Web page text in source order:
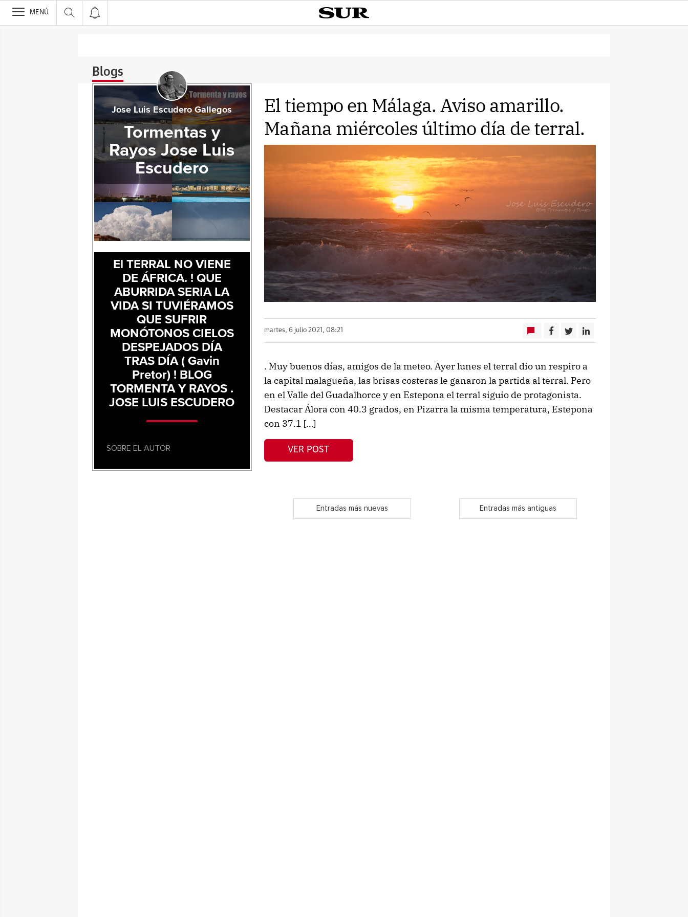
>
MENÚ
Blogs
El tiempo en Málaga. Aviso amarillo.
Mañana miércoles último día de terral.
martes, 6 julio 2021, 08:21
. Muy buenos días, amigos de la meteo. Ayer lunes el terral dio un respiro a
la capital malagueña, las brisas costeras le ganaron la partida al terral. Pero
en el Valle del Guadalhorce y en Estepona el terral siguio de protagonista.
Destacar Álora con 40.3 grados, en Pizarra la misma temperatura, Estepona
con 37.1 […]
VER POST
Entradas más nuevas Entradas más antiguas
Jose Luis Escudero Gallegos
Tormentas y
Rayos Jose Luis
Escudero
El TERRAL NO VIENE
DE ÁFRICA. ! QUE
ABURRIDA SERIA LA
VIDA SI TUVIÉRAMOS
QUE SUFRIR
MONÓTONOS CIELOS
DESPEJADOS DÍA
TRAS DÍA ( Gavin
Pretor) ! BLOG
TORMENTA Y RAYOS .
JOSE LUIS ESCUDERO
SOBRE EL AUTOR